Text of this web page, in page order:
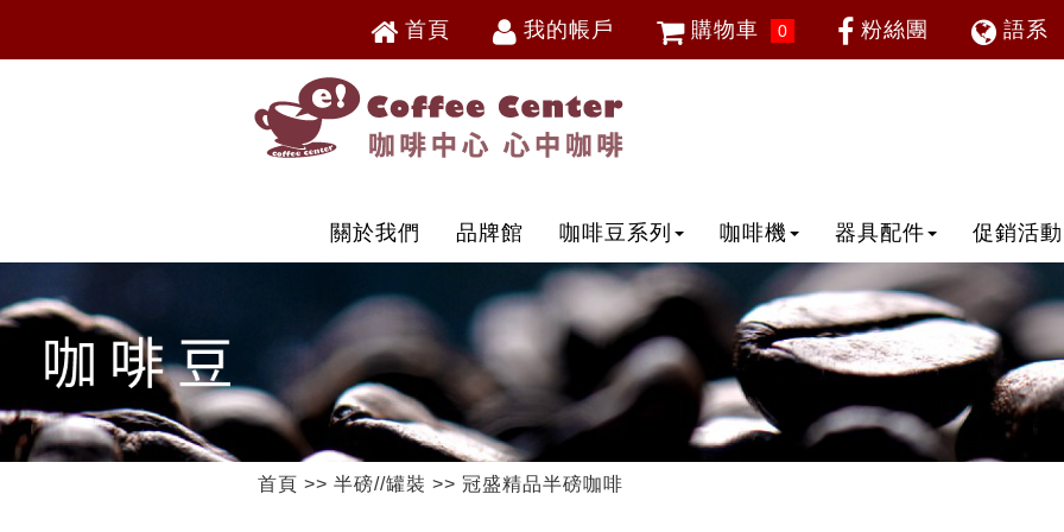
首頁 我的帳戶
忘記密碼
加入會員
VIP申請
購物車 0 粉絲團 語系
關於我們 品牌館 咖啡豆系列 咖啡機 器具配件 促銷活動
首頁 >> 半磅//罐裝 >> 冠盛精品半磅咖啡